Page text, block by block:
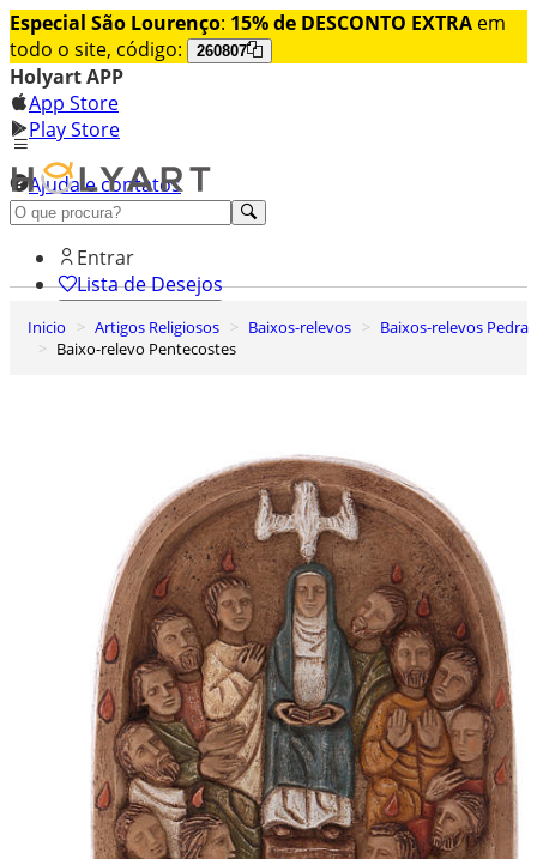
Especial São Lourenço: 15% de DESCONTO EXTRA em
todo o site, código:
260807
Holyart APP
App Store
Play Store
Ajuda e contatos
Conheça premium
Entrar
Lista de Desejos
0
Carrinho de Compras
Inicio Artigos Religiosos Baixos-relevos
Baixos-relevos Pedra
Baixo-relevo Pentecostes